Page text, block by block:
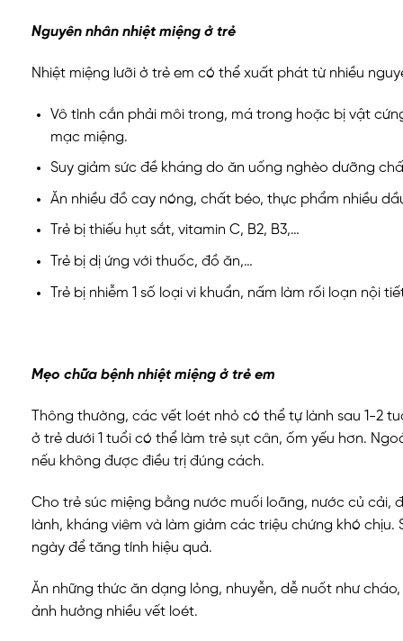
Nguyên nhân nhiệt miệng ở trẻ
Nhiệt miệng lưỡi ở trẻ em có thể xuất phát từ nhiều
Vô tình cắn phải môi trong, má trong hoặc bị vật
mạc miệng.
Suy giảm sức đề kháng do ăn uống nghèo dưỡng
Ăn nhiều đồ cay nóng, chất béo, thực phẩm nhiều
Trẻ bị thiếu hụt sắt, vitamin C, B2, B3,…
Trẻ bị dị ứng với thuốc, đồ ăn,…
Trẻ bị nhiễm 1 số loại vi khuẩn, nấm làm rối loạn nội
Mẹo chữa bệnh nhiệt miệng ở trẻ em
Thông thường, các vết loét nhỏ có thể tự lành sau 1-2
ở trẻ dưới 1 tuổi có thể làm trẻ sụt cân, ốm yếu hơn.
nếu không được điều trị đúng cách.
Cho trẻ súc miệng bằng nước muối loãng, nước củ cải,
lành, kháng viêm và làm giảm các triệu chứng khó chịu.
ngày để tăng tính hiệu quả.
Ăn những thức ăn dạng lỏng, nhuyễn, dễ nuốt như
ảnh hưởng nhiều vết loét.